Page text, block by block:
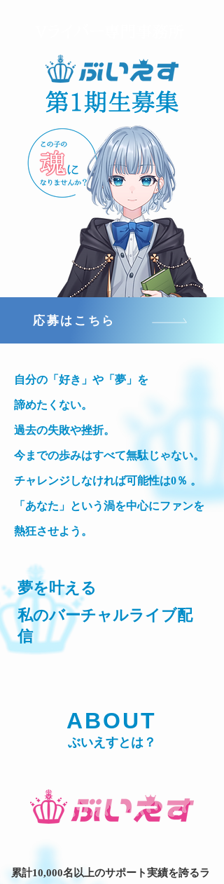
第1期生募集
応募はこちら
自分の「好き」や「夢」を
諦めたくない。
過去の失敗や挫折。
今までの歩みはすべて無駄じゃない。
チャレンジしなければ可能性は0％ 。
「あなた」という渦を中心にファンを
熱狂させよう。
夢を叶える
私のバーチャルライブ配
信
ABOUT
ぶいえすとは？
累計10,000名以上のサポート実績を誇るラ